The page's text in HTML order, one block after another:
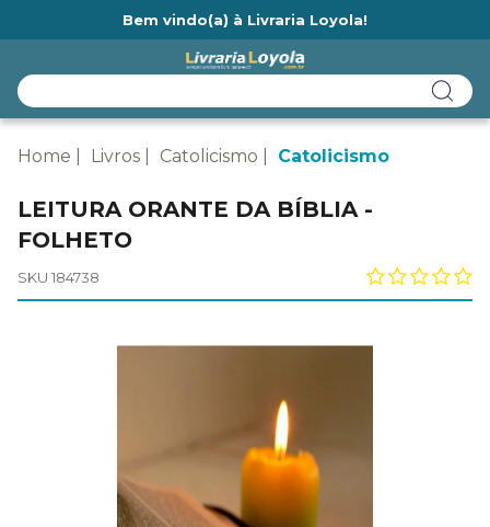
Bem vindo(a) à Livraria Loyola!
Home Livros Catolicismo Catolicismo
LEITURA ORANTE DA BÍBLIA -
FOLHETO
SKU 184738